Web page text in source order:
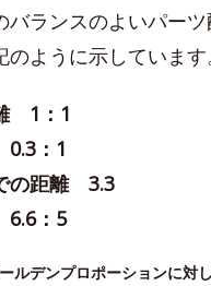
バランスのよいパー
ように示しています
1：1
：1
の距離 3.3
：5
ルデンプロポーションに対